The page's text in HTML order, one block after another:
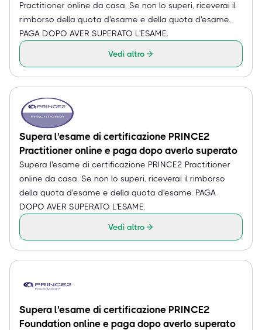
Practitioner online da casa. Se non lo superi, riceverai il
rimborso della quota d'esame e della quota d'esame.
PAGA DOPO AVER SUPERATO L'ESAME.
Vedi altro
Supera l'esame di certificazione PRINCE2
Practitioner online e paga dopo averlo superato
Supera l'esame di certificazione PRINCE2 Practitioner
online da casa. Se non lo superi, riceverai il rimborso
della quota d'esame e della quota d'esame. PAGA
DOPO AVER SUPERATO L'ESAME.
Vedi altro
Supera l'esame di certificazione PRINCE2
Foundation online e paga dopo averlo superato